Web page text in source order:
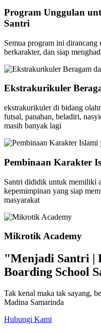
Program Unggulan
Santri
Semua program ini dirancang
berkarakter, dan siap
Ekstrakurikuler
ekstrakurikuler di bidang
futsal, panahan, beladiri,
masih banyak lagi
Pembinaan Karakter
Santri dididik untuk memiliki
kepemimpinan yang siap
masyarakat
Mikrotik Academy
"Menjadi Santri |
Boarding School
Tak kenal maka tak sayang,
Madina Samarinda
Hubungi Kami